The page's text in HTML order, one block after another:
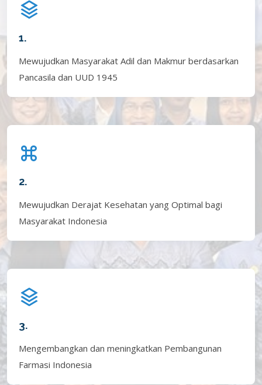
1.
Mewujudkan Masyarakat Adil dan Makmur berdasarkan
Pancasila dan UUD 1945
2.
Mewujudkan Derajat Kesehatan yang Optimal bagi
Masyarakat Indonesia
3.
Mengembangkan dan meningkatkan Pembangunan
Farmasi Indonesia